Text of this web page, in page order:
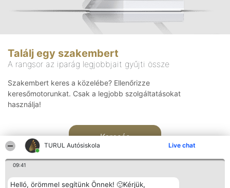
TURUL Autósiskola Live chat
09:41
Helló, örömmel segítünk Önnek! 🙂Kérjük,
Találj egy szakembert
A rangsor az iparág legjobbjait gyűjti össze
Szakembert keres a közelébe? Ellenőrizze
keresőmotorunkat. Csak a legjobb szolgáltatásokat
használja!
Keresés